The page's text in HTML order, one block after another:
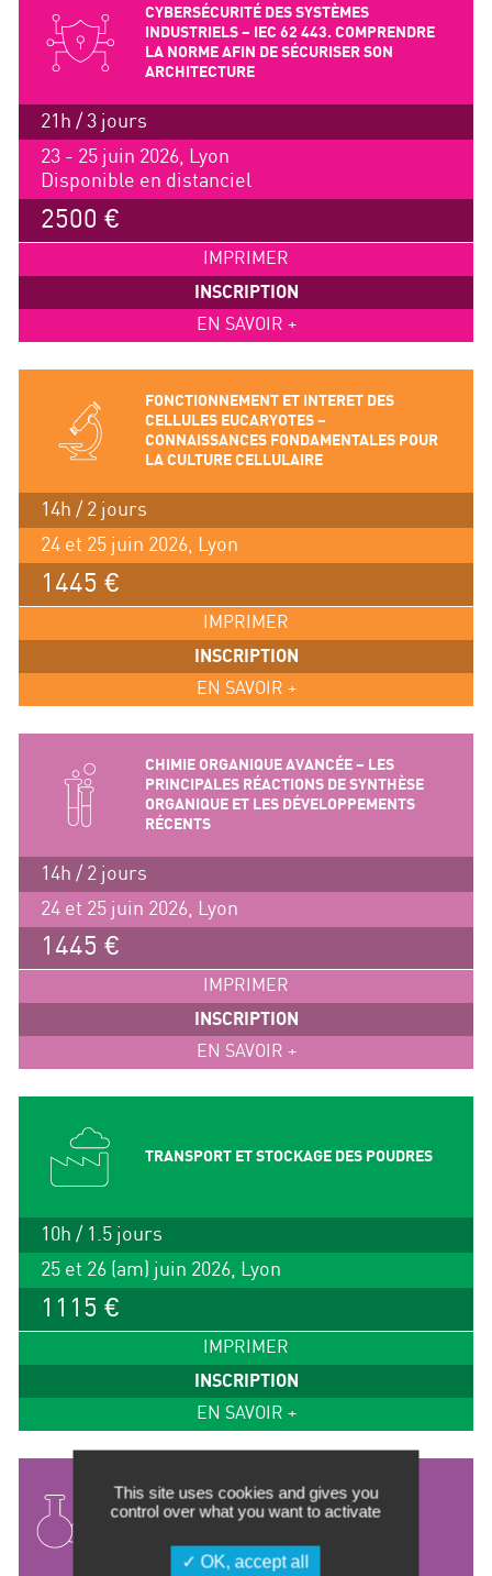
CYBERSÉCURITÉ DES SYSTÈMES
INDUSTRIELS – IEC 62 443. COMPRENDRE
LA NORME AFIN DE SÉCURISER SON
ARCHITECTURE
21h / 3 jours
23 - 25 juin 2026, Lyon
Disponible en distanciel
2500 €
IMPRIMER
INSCRIPTION
EN SAVOIR +
FONCTIONNEMENT ET INTERET DES
CELLULES EUCARYOTES –
CONNAISSANCES FONDAMENTALES POUR
LA CULTURE CELLULAIRE
14h / 2 jours
24 et 25 juin 2026, Lyon
1445 €
IMPRIMER
INSCRIPTION
EN SAVOIR +
CHIMIE ORGANIQUE AVANCÉE – LES
PRINCIPALES RÉACTIONS DE SYNTHÈSE
ORGANIQUE ET LES DÉVELOPPEMENTS
RÉCENTS
14h / 2 jours
24 et 25 juin 2026, Lyon
1445 €
IMPRIMER
INSCRIPTION
EN SAVOIR +
TRANSPORT ET STOCKAGE DES POUDRES
10h / 1.5 jours
25 et 26 (am) juin 2026, Lyon
1115 €
IMPRIMER
INSCRIPTION
EN SAVOIR +
ANALYSE DE LA TENEUR EN EAU –
This site uses cookies and gives you
control over what you want to activate
OK, accept all